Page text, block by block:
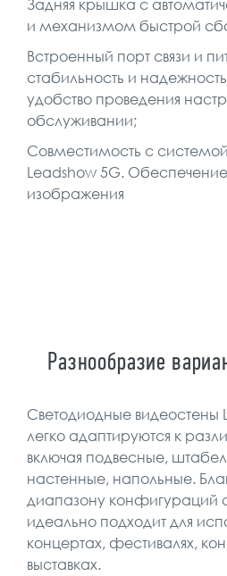
Задняя крышка с
и механизмом быстрой
Встроенный порт связи и
стабильность и
удобство проведения
обслуживании;
Совместимость с
Leadshow 5G. Обеспечение
изображения
Разнообразие
Светодиодные видеостены
легко адаптируются к
включая подвесные,
настенные, напольные.
диапазону конфигураций
идеально подходит для
концертах, фестивалях,
выставках.